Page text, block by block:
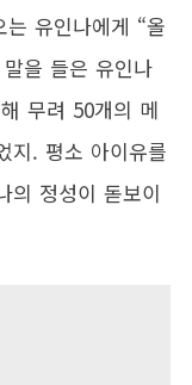
유인나에게 “올
을 들은 유인나
무려 50개의 메
지. 평소 아이유를
의 정성이 돋보이